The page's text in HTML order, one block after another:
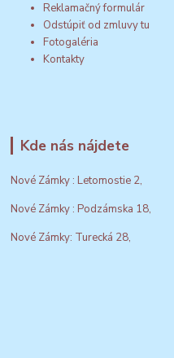
Reklamačný formulár
Odstúpiť od zmluvy tu
Fotogaléria
Kontakty
Kde nás nájdete
Nové Zámky : Letomostie 2,
Nové Zámky : Podzámska 18,
Nové Zámky: Turecká 28,